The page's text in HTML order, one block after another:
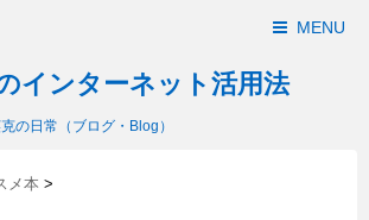
MENU
インターネット活用法
の日常（ブログ・Blog）
メ本 >